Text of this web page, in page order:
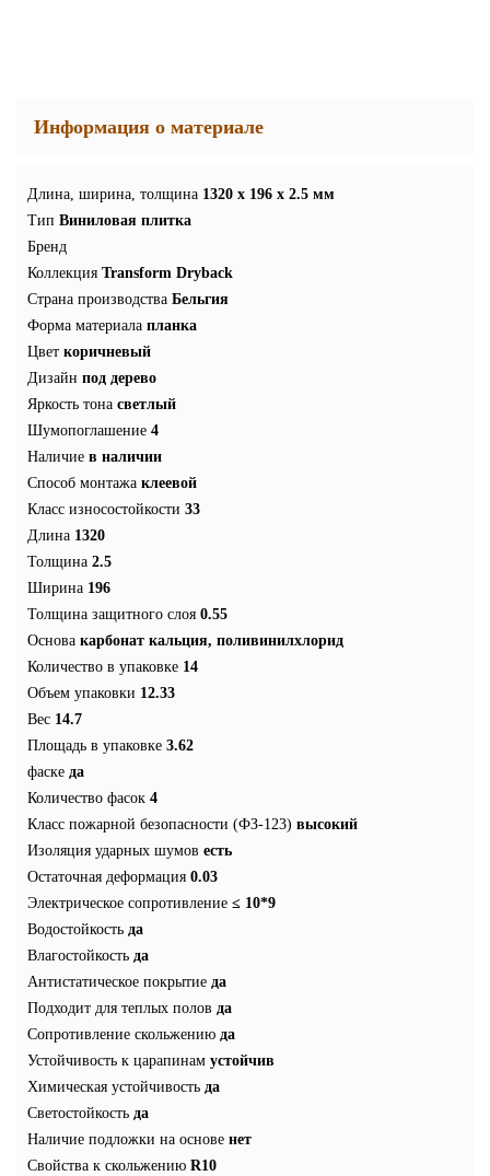
Информация о материале
Длина, ширина, толщина 1320 x 196 x 2.5 мм
Тип Виниловая плитка
Бренд
Коллекция Transform Dryback
Страна производства Бельгия
Форма материала планка
Цвет коричневый
Дизайн под дерево
Яркость тона светлый
Шумопоглашение 4
Наличие в наличии
Способ монтажа клеевой
Класс износостойкости 33
Длина 1320
Толщина 2.5
Ширина 196
Толщина защитного слоя 0.55
Основа карбонат кальция, поливинилхлорид
Количество в упаковке 14
Объем упаковки 12.33
Вес 14.7
Площадь в упаковке 3.62
фаске да
Количество фасок 4
Класс пожарной безопасности (ФЗ-123) высокий
Изоляция ударных шумов есть
Остаточная деформация 0.03
Электрическое сопротивление ≤ 10*9
Водостойкость да
Влагостойкость да
Антистатическое покрытие да
Подходит для теплых полов да
Сопротивление скольжению да
Устойчивость к царапинам устойчив
Химическая устойчивость да
Светостойкость да
Наличие подложки на основе нет
Свойства к скольжению R10